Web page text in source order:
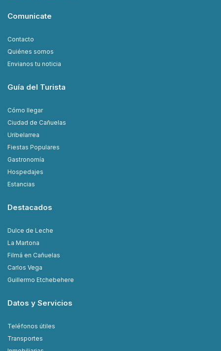
Comunicate
Contacto
Quiénes somos
Envianos tu noticia
Guía del Turista
Cómo llegar
Ciudad de Cañuelas
Uribelarrea
Fiestas Populares
Gastronomía
Hospedajes
Estancias
Destacados
Dulce de Leche
La Martona
Filmá en Cañuelas
Carlos Vega
Guillermo Etchebehere
Datos y Servicios
Teléfonos útiles
Transportes